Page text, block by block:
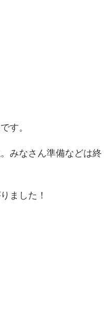
す。
みなさん準備などは終
ました！